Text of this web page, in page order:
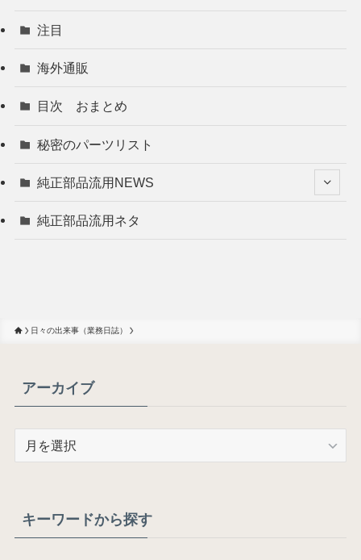
注目
海外通販
目次 おまとめ
秘密のパーツリスト
純正部品流用NEWS
純正部品流用ネタ
日々の出来事（業務日誌）
アーカイブ
ブキーワードから探す